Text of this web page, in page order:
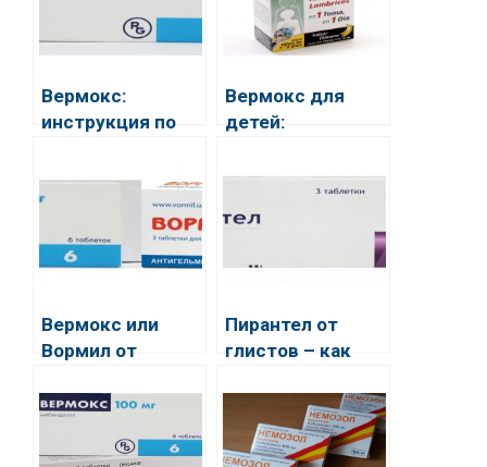
Вермокс:
инструкция по
профилактики
Вермокс для
детей:
применению
Вермокс или
Вормил от
лучше?
Пирантел от
глистов – как
паразиты